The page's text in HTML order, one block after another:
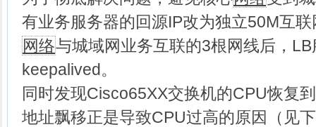
有业务服务器的回源IP改为独立50M互
网络与城域网业务互联的3根网线后，
keepalived。
同时发现Cisco65XX交换机的CPU恢复
地址飘移正是导致CPU过高的原因（见